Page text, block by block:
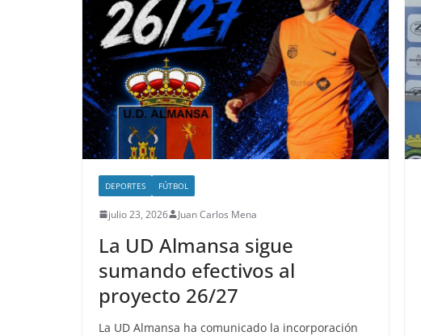
DEPORTES FÚTBOL
julio 23, 2026 Juan Carlos Mena
La UD Almansa sigue
sumando efectivos al
proyecto 26/27
La UD Almansa ha comunicado la incorporación